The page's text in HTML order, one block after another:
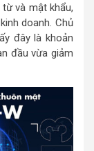
và mật khẩu,
doanh. Chủ
đây là khoản
đầu vừa giảm